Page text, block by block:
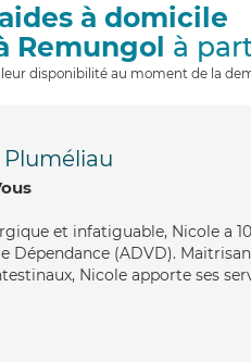
à domicile
Remungol à
leur disponibilité au moment de la
Pluméliau
et infatiguable, Nicole a
Dépendance (ADVD).
Nicole apporte ses